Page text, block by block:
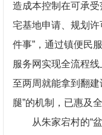
造成本控制在可承
宅基地申请、规划
件事”，通过镇便民
服务网实现全流程
至两周就能拿到翻建
腿”的机制，已惠及
从朱家宕村的“